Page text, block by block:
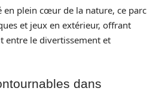
en plein cœur de la nature, ce parc
et jeux en extérieur, offrant
entre le divertissement et
dans